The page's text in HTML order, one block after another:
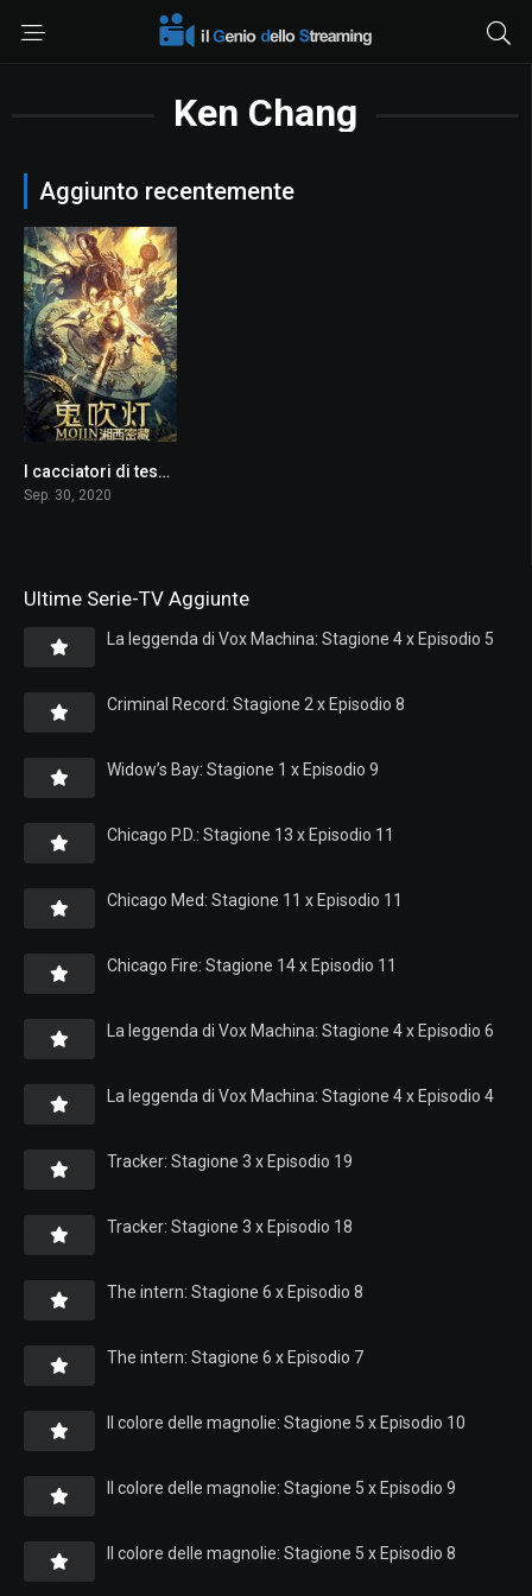
Ken Chang
Aggiunto recentemente
6.2
I cacciatori di tesori – Un oscuro segreto
Sep. 30, 2020
Ultime Serie-TV Aggiunte
La leggenda di Vox Machina: Stagione 4 x Episodio 5
Criminal Record: Stagione 2 x Episodio 8
Widow’s Bay: Stagione 1 x Episodio 9
Chicago P.D.: Stagione 13 x Episodio 11
Chicago Med: Stagione 11 x Episodio 11
Chicago Fire: Stagione 14 x Episodio 11
La leggenda di Vox Machina: Stagione 4 x Episodio 6
La leggenda di Vox Machina: Stagione 4 x Episodio 4
Tracker: Stagione 3 x Episodio 19
Tracker: Stagione 3 x Episodio 18
The intern: Stagione 6 x Episodio 8
The intern: Stagione 6 x Episodio 7
Il colore delle magnolie: Stagione 5 x Episodio 10
Il colore delle magnolie: Stagione 5 x Episodio 9
Il colore delle magnolie: Stagione 5 x Episodio 8